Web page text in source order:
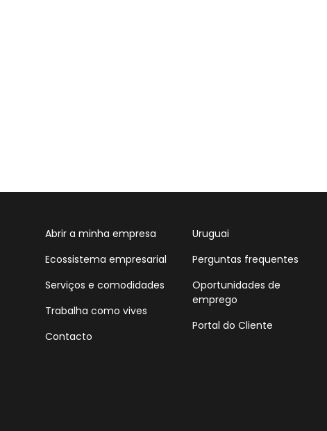
Abrir a minha empresa
Ecossistema empresarial
Serviços e comodidades
Trabalha como vives
Contacto
Uruguai
Perguntas frequentes
Oportunidades de
emprego
Portal do Cliente